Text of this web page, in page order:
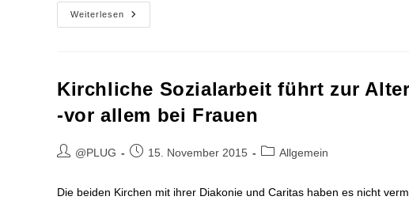
Weiterlesen
Buko
Veröffentlicht
In
Der
Kirchliche Sozialarbeit führt zur
-vor allem bei Frauen
Beitrags-
@PLUG
Beitrag15. November 2015
Beitrags-
Allgemein
Die beiden Kirchen mit ihrer Diakonie und Caritas haben es nicht